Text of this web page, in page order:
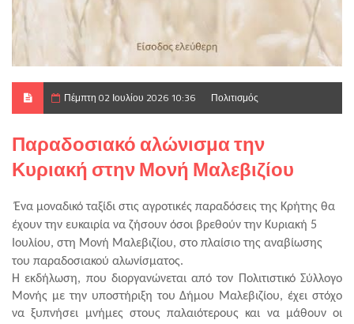
Πέμπτη 02 Ιουλίου 2026 10:36 Πολιτισμός
Παραδοσιακό αλώνισμα την
Κυριακή στην Μονή Μαλεβιζίου
Ένα μοναδικό ταξίδι στις αγροτικές παραδόσεις της Κρήτης θα
έχουν την ευκαιρία να ζήσουν όσοι βρεθούν την Κυριακή 5
Ιουλίου, στη Μονή Μαλεβιζίου, στο πλαίσιο της αναβίωσης
του παραδοσιακού αλωνίσματος.
Η εκδήλωση, που διοργανώνεται από τον Πολιτιστικό Σύλλογο
Μονής με την υποστήριξη του Δήμου Μαλεβιζίου, έχει στόχο
να ξυπνήσει μνήμες στους παλαιότερους και να μάθουν οι